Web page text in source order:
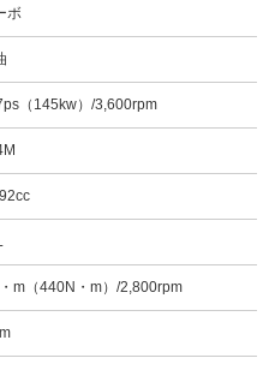
ボ
（145kw）/3,600rpm
m（440N・m）/2,800rpm